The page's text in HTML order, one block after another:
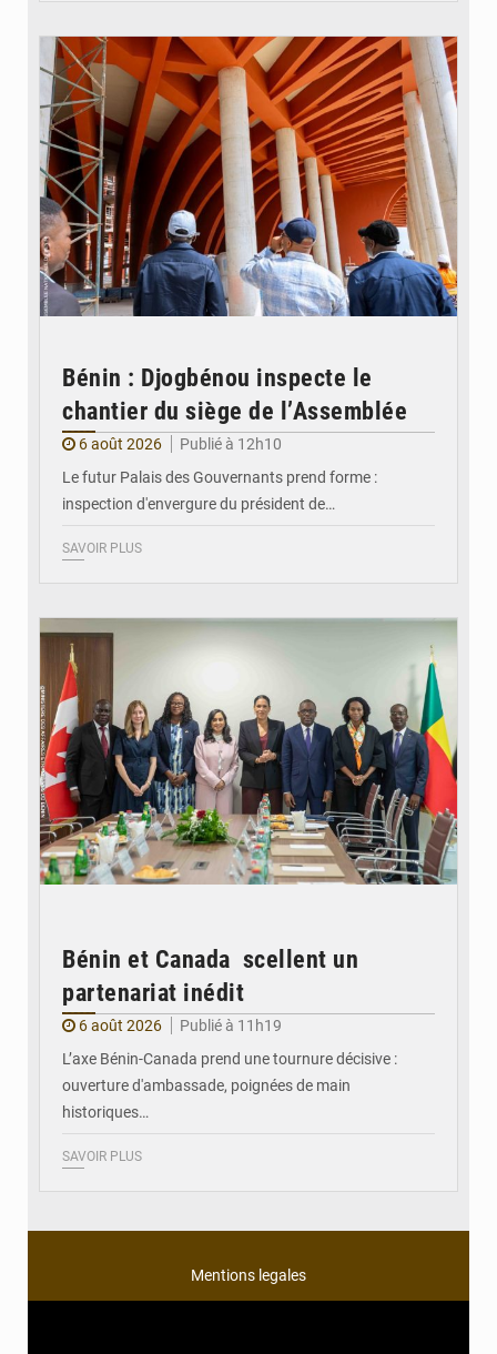
Bénin : Djogbénou inspecte le
chantier du siège de l’Assemblée
6 août 2026
Publié à 12h10
Le futur Palais des Gouvernants prend forme :
inspection d'envergure du président de…
SAVOIR PLUS
Bénin et Canada scellent un
partenariat inédit
6 août 2026
Publié à 11h19
L’axe Bénin-Canada prend une tournure décisive :
ouverture d'ambassade, poignées de main
historiques…
SAVOIR PLUS
Mentions legales